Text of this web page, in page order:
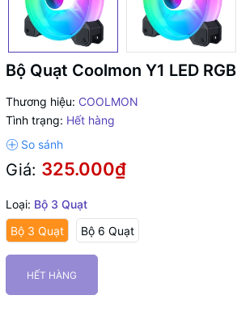
Bộ Quạt Coolmon Y1 LED RGB
Thương hiệu: COOLMON
Tình trạng: Hết hàng
Giá: 325.000₫
Loại: Bộ 3 Quạt
Bộ 3 Quạt
Bộ 6 Quạt
HẾT HÀNG